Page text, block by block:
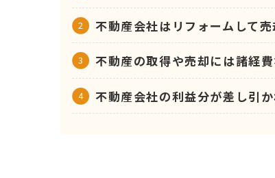
不動産会社はリフォームして
不動産の取得や売却には諸経
不動産会社の利益分が差し引